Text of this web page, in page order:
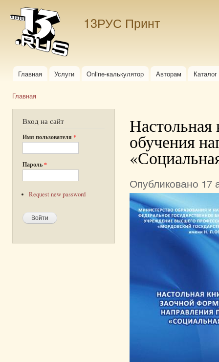
13РУС Принт
Главное меню
Главная Услуги Online-калькулятор Авторам
Главная
Вход на сайт
Имя пользователя *
Пароль*
Request new password
Настольная
обучения
Опубликовано 17